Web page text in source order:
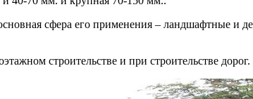
сфера его применения – ландшафтные и
строительстве и при строительстве